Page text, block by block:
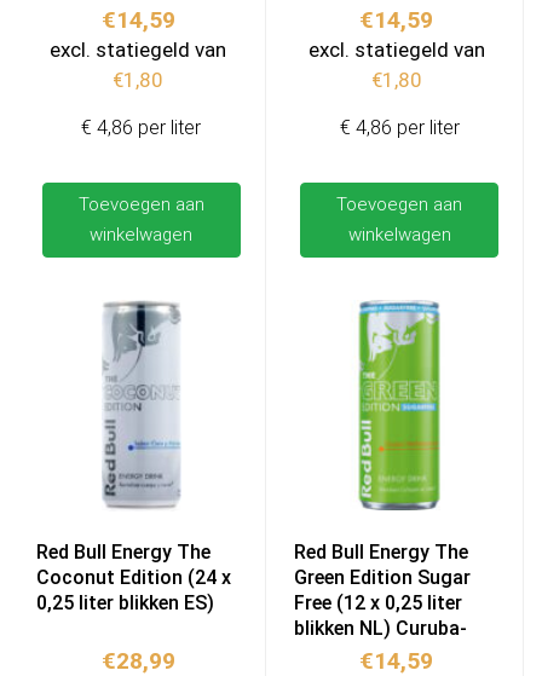
€14,59
excl. statiegeld van
€1,80
Toevoegen aan
winkelwagen
€ 4,86 per liter
€14,59
excl. statiegeld van
€1,80
Toevoegen aan
winkelwagen
€ 4,86 per liter
Red Bull Energy The
Coconut Edition (24 x
0,25 liter blikken ES)
€28,99
Red Bull Energy The
Green Edition Sugar
Free (12 x 0,25 liter
blikken NL) Curuba-
Vlierbloesem
€14,59